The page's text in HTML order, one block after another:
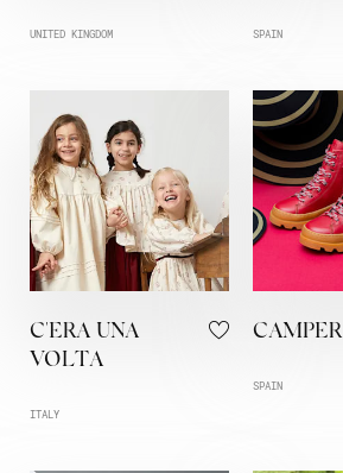
UNITED KINGDOM SPAIN
C'ERA UNA
VOLTA
ITALY
CAMPER
SPAIN